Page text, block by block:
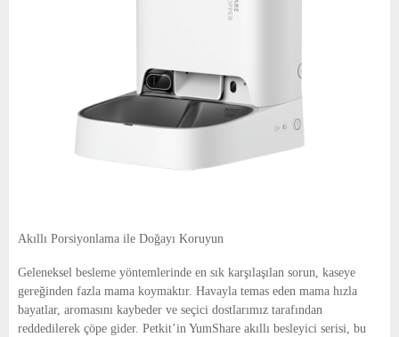
Akıllı Porsiyonlama ile Doğayı Koruyun
Geleneksel besleme yöntemlerinde en sık karşılaşılan sorun, kaseye
gereğinden fazla mama koymaktır. Havayla temas eden mama hızla
bayatlar, aromasını kaybeder ve seçici dostlarımız tarafından
reddedilerek çöpe gider. Petkit’in YumShare akıllı besleyici serisi, bu